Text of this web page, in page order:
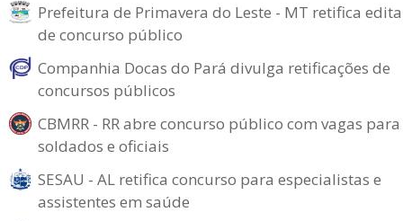
Prefeitura de Primavera do Leste - MT retifica
de concurso público
Companhia Docas do Pará divulga retificações de
concursos públicos
CBMRR - RR abre concurso público com vagas para
soldados e oficiais
SESAU - AL retifica concurso para especialistas e
assistentes em saúde